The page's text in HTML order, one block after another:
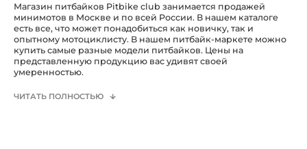
Магазин питбайков Pitbike club занимается продажей
минимотов в Москве и по всей России. В нашем каталоге
есть все, что может понадобиться как новичку, так и
опытному мотоциклисту. В нашем питбайк-маркете можно
купить самые разные модели питбайков. Цены на
представленную продукцию вас удивят своей
умеренностью.
ЧИТАТЬ ПОЛНОСТЬЮ